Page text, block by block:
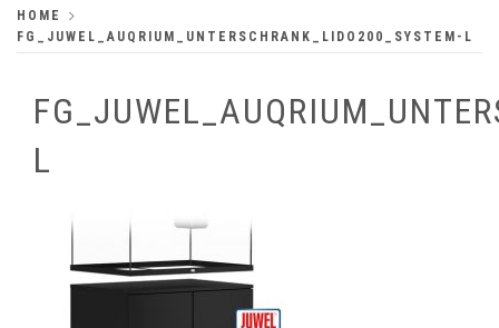
HOME
FG_JUWEL_AUQRIUM_UNTERSCHRANK_LIDO200_SYSTEM-L
L